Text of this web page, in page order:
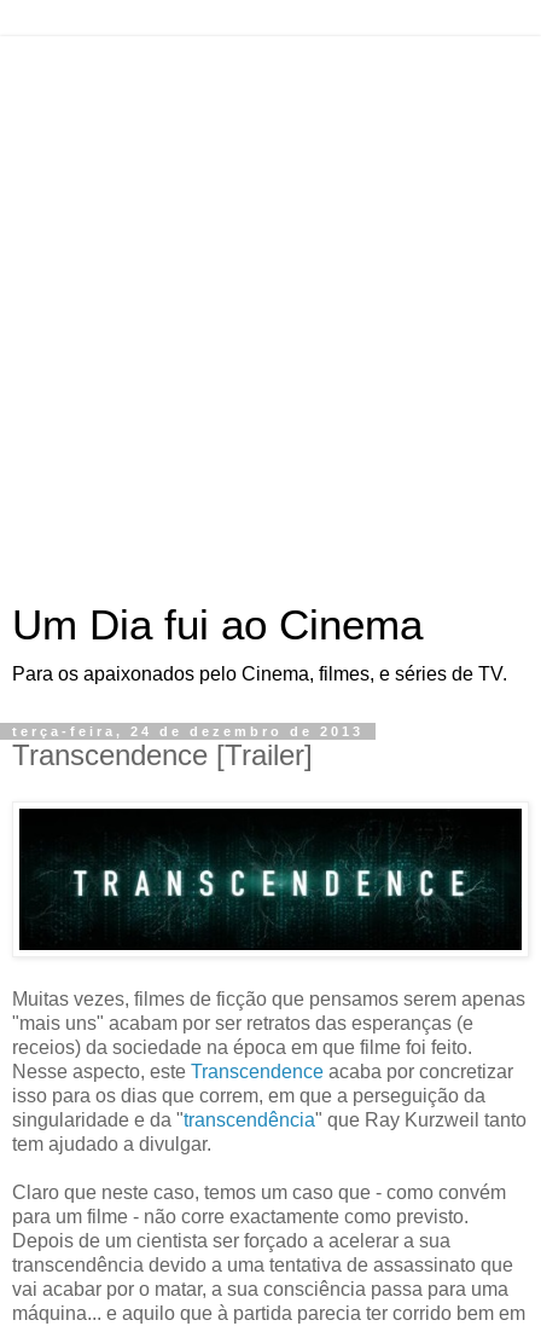
Um Dia fui ao Cinema
Para os apaixonados pelo Cinema, filmes, e séries de TV.
terça-feira, 24 de dezembro de 2013
Transcendence [Trailer]
Muitas vezes, filmes de ficção que pensamos serem apenas
"mais uns" acabam por ser retratos das esperanças (e
receios) da sociedade na época em que filme foi feito.
Nesse aspecto, este Transcendence acaba por concretizar
isso para os dias que correm, em que a perseguição da
singularidade e da "transcendência" que Ray Kurzweil tanto
tem ajudado a divulgar.
Claro que neste caso, temos um caso que - como convém
para um filme - não corre exactamente como previsto.
Depois de um cientista ser forçado a acelerar a sua
transcendência devido a uma tentativa de assassinato que
vai acabar por o matar, a sua consciência passa para uma
máquina... e aquilo que à partida parecia ter corrido bem em